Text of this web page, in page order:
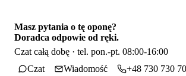
Masz pytania o tę oponę?
Doradca odpowie od ręki.
Czat całą dobę · tel. pon.-pt. 08:00-16:00
Czat
Wiadomość +48 730 730